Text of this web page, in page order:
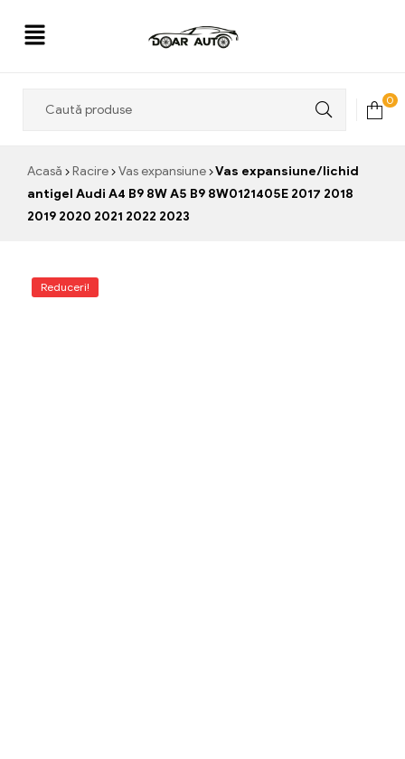
0
Acasă Racire Vas expansiune Vas expansiune/lichid
antigel Audi A4 B9 8W A5 B9 8W0121405E 2017 2018
2019 2020 2021 2022 2023
Reduceri!